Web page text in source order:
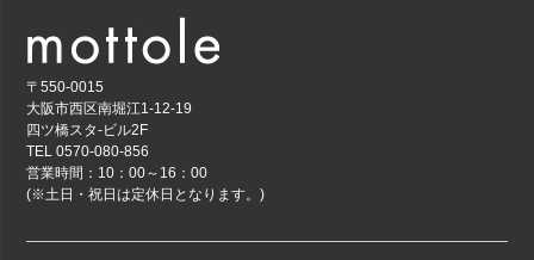
〒550-0015
大阪市西区南堀江1-12-19
四ツ橋スタ-ビル2F
TEL 0570-080-856
営業時間：10：00～16：00
(※土日・祝日は定休日となります。)